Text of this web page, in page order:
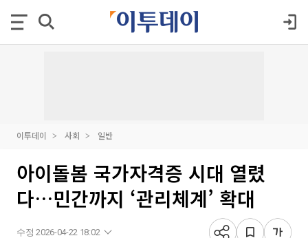
이투데이 사회 일반
아이돌봄 국가자격증 시대 열렸
다…민간까지 ‘관리체계’ 확대
수정 2026-04-22 18:02